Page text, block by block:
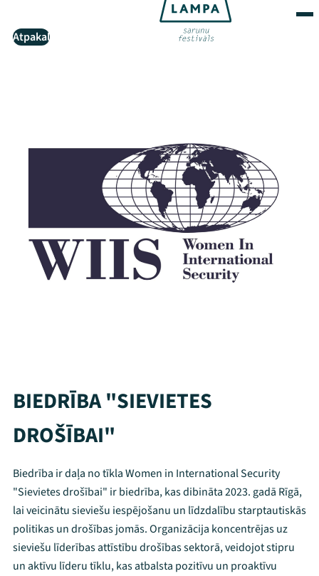
Atpakaļ
BIEDRĪBA "SIEVIETES
DROŠĪBAI"
Biedrība ir daļa no tīkla Women in International Security
"Sievietes drošībai" ir biedrība, kas dibināta 2023. gadā Rīgā,
lai veicinātu sieviešu iespējošanu un līdzdalību starptautiskās
politikas un drošības jomās. Organizācija koncentrējas uz
sieviešu līderības attīstību drošības sektorā, veidojot stipru
un aktīvu līderu tīklu, kas atbalsta pozitīvu un proaktīvu